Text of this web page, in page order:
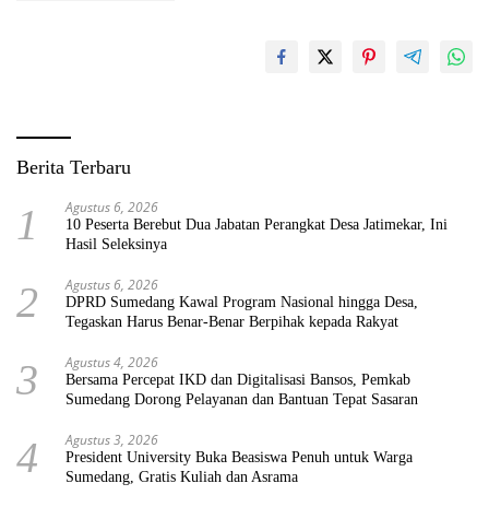
Berita Terbaru
1 Agustus 6, 2026
10 Peserta Berebut Dua Jabatan Perangkat Desa Jatimekar, Ini
Hasil Seleksinya
2 Agustus 6, 2026
DPRD Sumedang Kawal Program Nasional hingga Desa,
Tegaskan Harus Benar-Benar Berpihak kepada Rakyat
3 Agustus 4, 2026
Bersama Percepat IKD dan Digitalisasi Bansos, Pemkab
Sumedang Dorong Pelayanan dan Bantuan Tepat Sasaran
4 Agustus 3, 2026
President University Buka Beasiswa Penuh untuk Warga
Sumedang, Gratis Kuliah dan Asrama